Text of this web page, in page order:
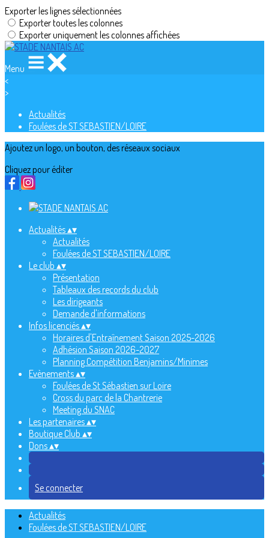
Exporter les lignes sélectionnées
Exporter toutes les colonnes
Exporter uniquement les colonnes affichées
Menu
<
>
Actualités
Foulées de ST SEBASTIEN/LOIRE
Ajoutez un logo, un bouton, des réseaux sociaux
Cliquez pour éditer
Actualités▴▾
Actualités
Foulées de ST SEBASTIEN/LOIRE
Le club ▴▾
Présentation
Tableaux des records du club
Les dirigeants
Demande d'informations
Infos licenciés▴▾
Horaires d'Entraînement Saison 2025-2026
Adhésion Saison 2026-2027
Planning Compétition Benjamins/Minimes
Evènements▴▾
Foulées de St Sébastien sur Loire
Cross du parc de la Chantrerie
Meeting du SNAC
Les partenaires▴▾
Boutique Club ▴▾
Dons▴▾
Se connecter
Actualités
Foulées de ST SEBASTIEN/LOIRE